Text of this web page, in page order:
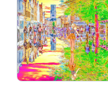
学歴
東京都立工芸高等学校